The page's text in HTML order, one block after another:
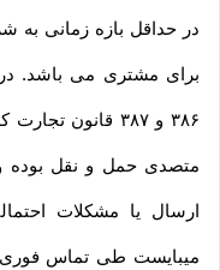
در حداقل بازه زمانی به
برای مشتری می باشد. در
۳۸۶ و ۳۸۷ قانون
متصدی حمل و نقل بوده و
ارسال یا مشکلات
میبایست طی تماس فوری